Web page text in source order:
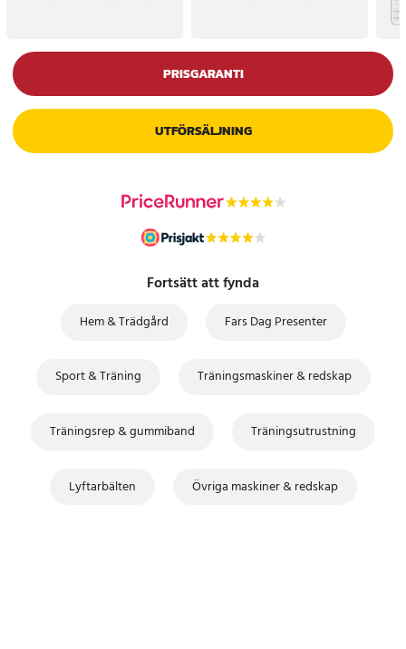
PRISGARANTI
UTFÖRSÄLJNING
Fortsätt att fynda
Hem & Trädgård Fars Dag Presenter
Sport & Träning Träningsmaskiner & redskap
Träningsrep & gummiband Träningsutrustning
Lyftarbälten Övriga maskiner & redskap